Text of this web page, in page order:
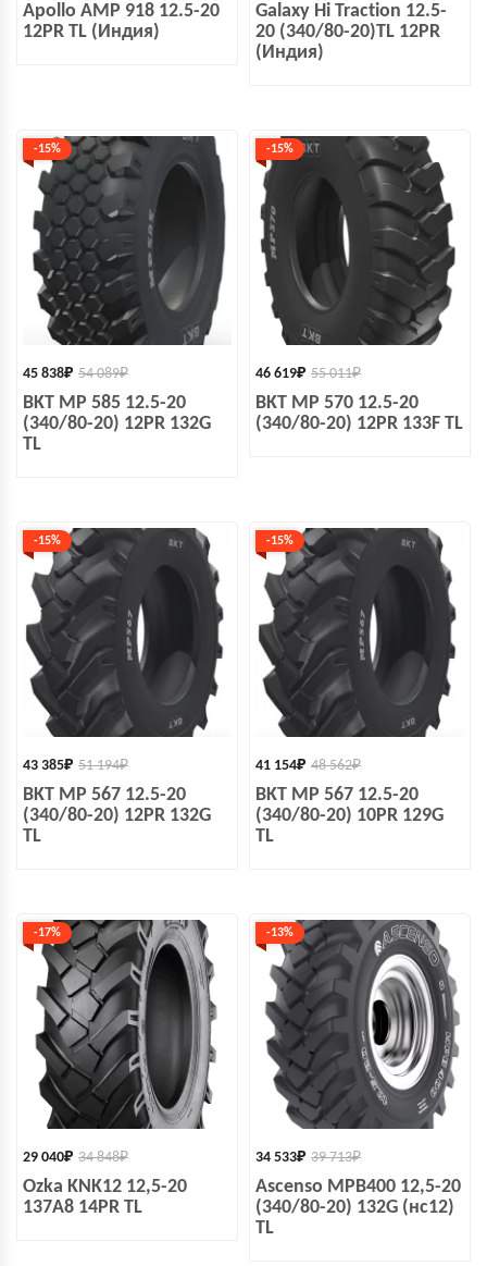
Apollo AMP 918 12.5-20
12PR TL (Индия)
Galaxy Hi Traction 12.5-
20 (340/80-20)TL 12PR
(Индия)
-15%
54 089₽
45 838₽
BKT MP 585 12.5-20
(340/80-20) 12PR 132G
TL
-15%
55 011₽
46 619₽
BKT MP 570 12.5-20
(340/80-20) 12PR 133F TL
-15%
51 194₽
43 385₽
BKT MP 567 12.5-20
(340/80-20) 12PR 132G
TL
-15%
48 562₽
41 154₽
BKT MP 567 12.5-20
(340/80-20) 10PR 129G
TL
-17%
34 848₽
29 040₽
Ozka KNK12 12,5-20
137A8 14PR TL
-13%
39 713₽
34 533₽
Ascenso MPB400 12,5-20
(340/80-20) 132G (нс12)
TL